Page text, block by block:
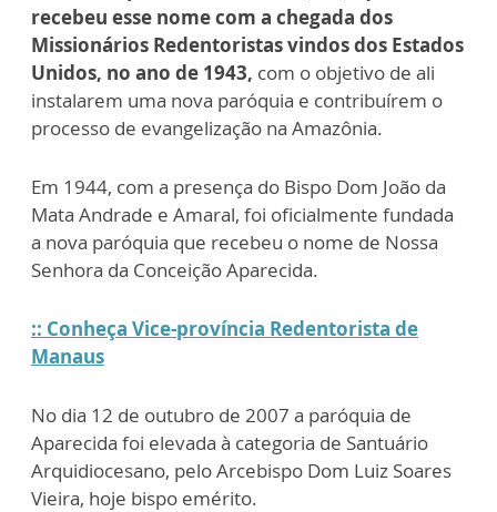
recebeu esse nome com a chegada dos
Missionários Redentoristas vindos dos Estados
Unidos, no ano de 1943, com o objetivo de ali
instalarem uma nova paróquia e contribuírem o
processo de evangelização na Amazônia.
Em 1944, com a presença do Bispo Dom João da
Mata Andrade e Amaral, foi oficialmente fundada
a nova paróquia que recebeu o nome de Nossa
Senhora da Conceição Aparecida.
:: Conheça Vice-província Redentorista de
Manaus
No dia 12 de outubro de 2007 a paróquia de
Aparecida foi elevada à categoria de Santuário
Arquidiocesano, pelo Arcebispo Dom Luiz Soares
Vieira, hoje bispo emérito.